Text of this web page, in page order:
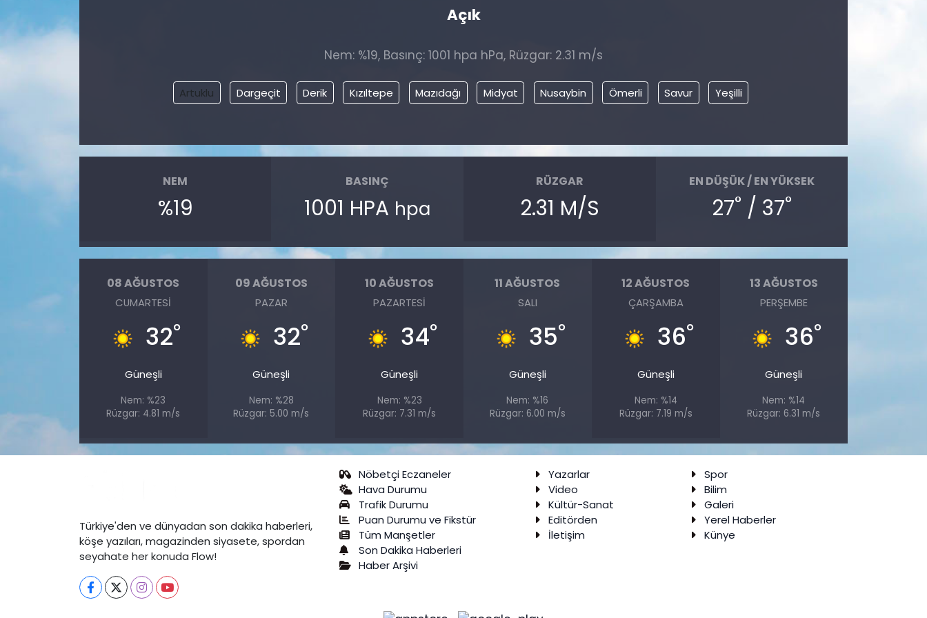
Açık
Nem: %19, Basınç: 1001 hpa hPa, Rüzgar: 2.31 m/s
Artuklu Dargeçit Derik Kızıltepe Mazıdağı Midyat Nusaybin Ömerli Savur Yeşilli
NEM
%19
BASINÇ
1001 HPA hpa
RÜZGAR
2.31 M/S
EN DÜŞÜK / EN YÜKSEK
27° / 37°
08 AĞUSTOS
CUMARTESI
32°
Güneşli
Nem: %23
Rüzgar: 4.81 m/s
09 AĞUSTOS
PAZAR
32°
Güneşli
Nem: %28
Rüzgar: 5.00 m/s
10 AĞUSTOS
PAZARTESI
34°
Güneşli
Nem: %23
Rüzgar: 7.31 m/s
11 AĞUSTOS
SALI
35°
Güneşli
Nem: %16
Rüzgar: 6.00 m/s
12 AĞUSTOS
ÇARŞAMBA
36°
Güneşli
Nem: %14
Rüzgar: 7.19 m/s
13 AĞUSTOS
PERŞEMBE
36°
Güneşli
Nem: %14
Rüzgar: 6.31 m/s
Türkiye'den ve dünyadan son dakika haberleri,
köşe yazıları, magazinden siyasete, spordan
seyahate her konuda Flow!
Nöbetçi Eczaneler
Hava Durumu
Trafik Durumu
Puan Durumu ve Fikstür
Tüm Manşetler
Son Dakika Haberleri
Haber Arşivi
Yazarlar
Spor
Video
Bilim
Kültür-Sanat
Galeri
Editörden
Yerel Haberler
İletişim
Künye